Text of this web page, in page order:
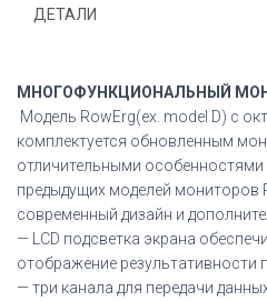
черного
ДЕТАЛИ
МНОГОФУНКЦИОНАЛЬНЫЙ
Модель RowErg(ex. model D) с
комплектуется обновленным
отличительными
предыдущих моделей мониторов
современный дизайн и
— LCD подсветка экрана
отображение результативности
— три канала для передачи